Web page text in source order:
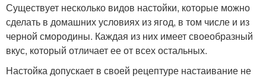
Существует несколько видов настойки, которые можно
сделать в домашних условиях из ягод, в том числе и из
черной смородины. Каждая из них имеет своеобразный
вкус, который отличает ее от всех остальных.
Настойка допускает в своей рецептуре настаивание не